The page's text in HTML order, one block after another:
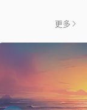
更多